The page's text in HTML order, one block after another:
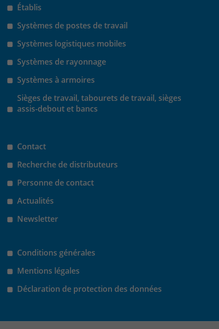
Établis
Systèmes de postes de travail
Systèmes logistiques mobiles
Systèmes de rayonnage
Systèmes à armoires
Sièges de travail, tabourets de travail, sièges
assis-debout et bancs
Contact
Recherche de distributeurs
Personne de contact
Actualités
Newsletter
Conditions générales
Mentions légales
Déclaration de protection des données
Laufzeit 30 Minuten
Zweck
Das Cookie wird genutzt um temporär
Name
Anbieter Matomo
Zweck
überprüfen ob der Browser erlaubt
demTest wieder gelöscht.